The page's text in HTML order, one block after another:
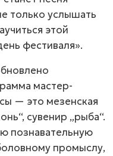
только услышать
этой
фестиваля».
мастер-
— это мезенская
сувенир „рыба“.
познавательную
промыслу,